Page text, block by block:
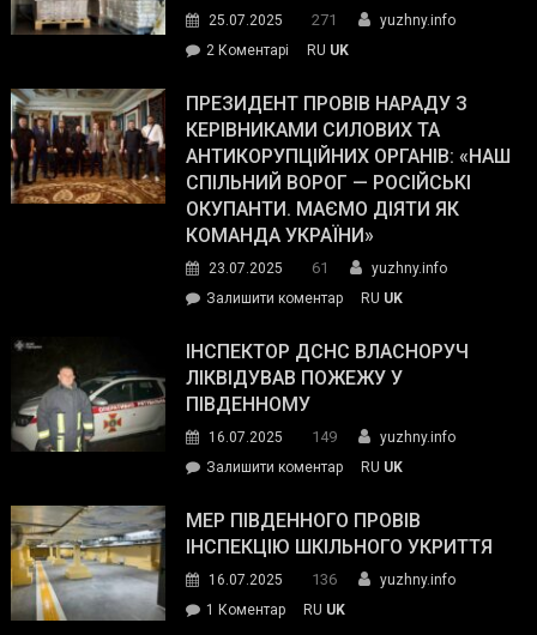
The
Street
Journal.
25.07.2025 271
yuzhny.info
2 Коментарі
Південному
працівникам
ОПЗ
з
матеріального
резерву
гуманітарну
допомогу
RU UK
ПРЕЗИДЕНТ ПРОВІВ НАРАДУ З
КЕРІВНИКАМИ СИЛОВИХ ТА
АНТИКОРУПЦІЙНИХ ОРГАНІВ: «НАШ
СПІЛЬНИЙ ВОРОГ — РОСІЙСЬКІ
ОКУПАНТИ. МАЄМО ДІЯТИ ЯК
КОМАНДА УКРАЇНИ»
23.07.2025 61
yuzhny.info
Залишити коментарon
провів
нараду
силових
та
органів:
«Наш
спільний
RU UK
ІНСПЕКТОР ДСНС ВЛАСНОРУЧ
ЛІКВІДУВАВ ПОЖЕЖУ У
ПІВДЕННОМУ
16.07.2025 149
yuzhny.info
Залишити коментарon
ДСНС
власноруч
пожежу
у
RU UK
МЕР ПІВДЕННОГО ПРОВІВ
ІНСПЕКЦІЮ ШКІЛЬНОГО УКРИТТЯ
16.07.2025 136
yuzhny.info
1 Коментардо RU UK